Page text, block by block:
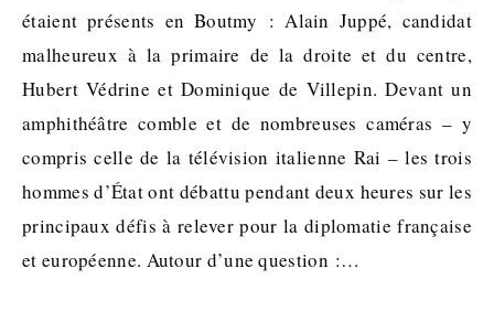
étaient présents en Boutmy : Alain Juppé, candidat
malheureux à la primaire de la droite et du centre,
Hubert Védrine et Dominique de Villepin. Devant un
amphithéâtre comble et de nombreuses caméras – y
compris celle de la télévision italienne Rai – les trois
hommes d’État ont débattu pendant deux heures sur les
principaux défis à relever pour la diplomatie française
et européenne. Autour d’une question :…